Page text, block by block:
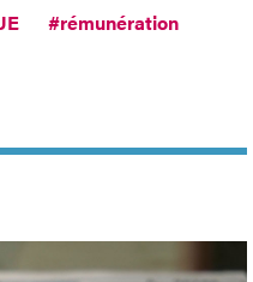
#rémunération